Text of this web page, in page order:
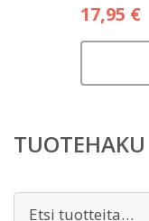
17,95 €
TUOTEHAKU
Etsi: